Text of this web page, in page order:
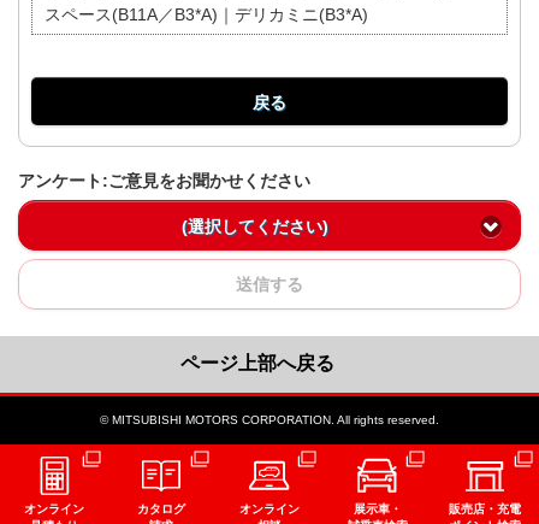
スペース(B11A／B3*A)｜デリカミニ(B3*A)
戻る
アンケート:ご意見をお聞かせください
(選択してください)
送信する
ページ上部へ戻る
© MITSUBISHI MOTORS CORPORATION. All rights reserved.
オンライン
カタログ
オンライン
展示車・
販売店・充電